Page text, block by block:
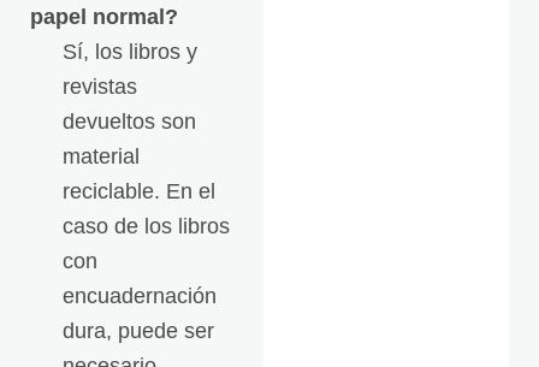
papel normal?
Sí, los libros y
revistas
devueltos son
material
reciclable. En el
caso de los libros
con
encuadernación
dura, puede ser